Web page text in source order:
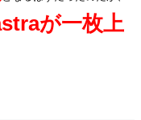
が一枚上